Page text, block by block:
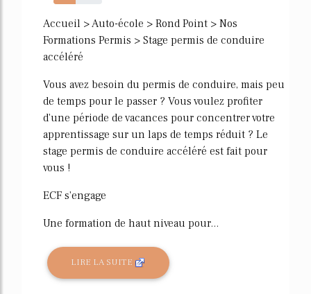
45%
Accueil > Auto-école > Rond Point > Nos
Formations Permis > Stage permis de conduire
accéléré
Vous avez besoin du permis de conduire, mais peu
de temps pour le passer ? Vous voulez profiter
d'une période de vacances pour concentrer votre
apprentissage sur un laps de temps réduit ? Le
stage permis de conduire accéléré est fait pour
vous !
ECF s'engage
Une formation de haut niveau pour...
LIRE LA SUITE